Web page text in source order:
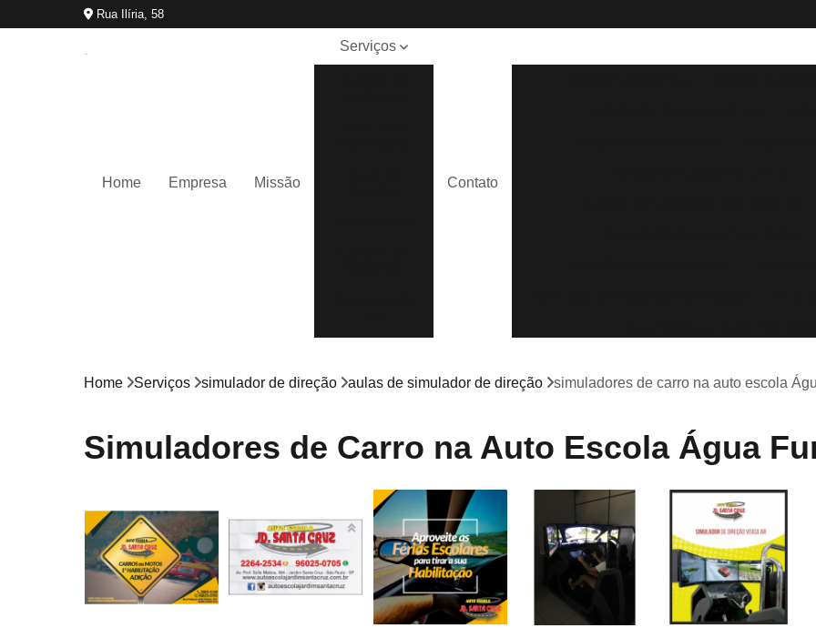
Rua Ilíria, 58
Home Empresa Missão
Serviços
especializados
de transporte
Mudar
categoria
Primeira
habilitação
Primeiras
habilitações
Contato
Aula de Direção Auto Escola
Aula de
Aula de Direção Defensiva
Aula de Direção para Iniciantes
Auto Escola para Aprender Dirigir
Auto
Auto Escola para Estrangeiros
Auto Escola para Habilitados
Auto
Home Serviços simulador de direção aulas de simulador de direção simuladores de carro na auto escola
Simuladores de Carro na Auto Escola Água